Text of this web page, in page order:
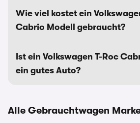
Wie viel kostet ein
Cabrio Modell gebraucht?
Ist ein Volkswagen T-Roc
ein gutes Auto?
Alle Gebrauchtwagen